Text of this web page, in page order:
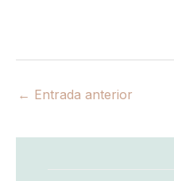
← Entrada anterior